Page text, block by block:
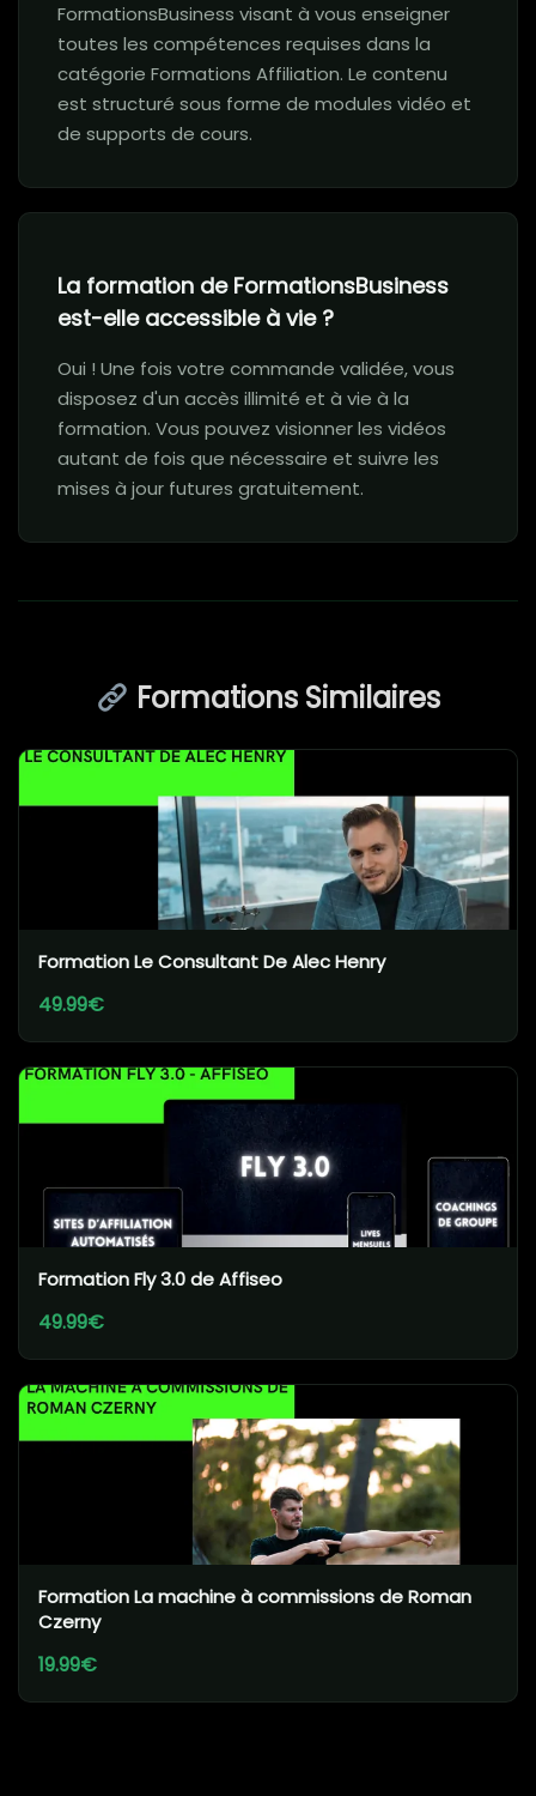
FormationsBusiness visant à vous enseigner
toutes les compétences requises dans la
catégorie Formations Affiliation. Le contenu
est structuré sous forme de modules vidéo et
de supports de cours.
La formation de FormationsBusiness
est-elle accessible à vie ?
Oui ! Une fois votre commande validée, vous
disposez d'un accès illimité et à vie à la
formation. Vous pouvez visionner les vidéos
autant de fois que nécessaire et suivre les
mises à jour futures gratuitement.
Formations Similaires
Formation Le Consultant De Alec Henry
49.99€
Formation Fly 3.0 de Affiseo
49.99€
Formation La machine à commissions de Roman
Czerny
19.99€